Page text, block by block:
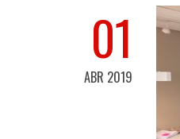
01
ABR 2019